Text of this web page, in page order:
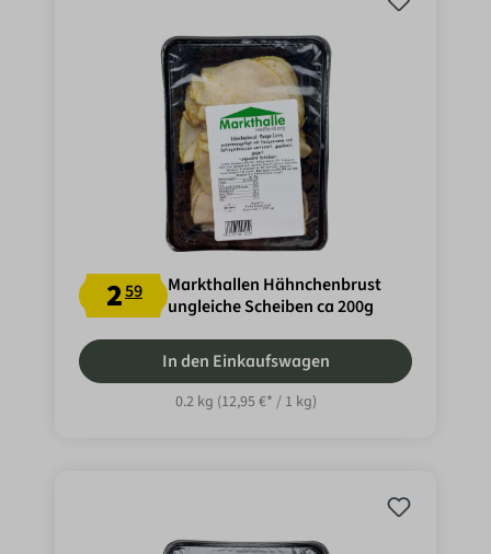
259
Markthallen Hähnchenbrust
ungleiche Scheiben ca 200g
In den Einkaufswagen
0.2 kg (12,95 €* / 1 kg)